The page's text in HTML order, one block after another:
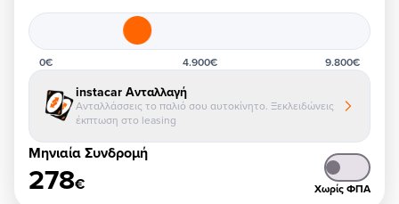
0€ 4.900€ 9.800€
instacar Ανταλλαγή
Ανταλλάσσεις το παλιό σου αυτοκίνητο. Ξεκλειδώνεις
έκπτωση στο leasing
Μηνιαία Συνδρομή
278€ Χωρίς ΦΠΑ